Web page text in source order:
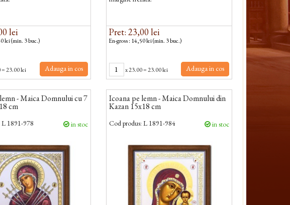
lei
lei (min. 3 buc.)
=23.00 lei Adauga in cos
Pret: 23,00 lei
En-gross : 14,50 lei (min. 3 buc.)
x23.00=23.00 lei Adauga in cos
- Maica Domnului cu 7
cm
L 1891-978 in stoc
Icoana pe lemn - Maica Domnului din
Kazan 15x18 cm
Cod produs: L 1891-984 in stoc